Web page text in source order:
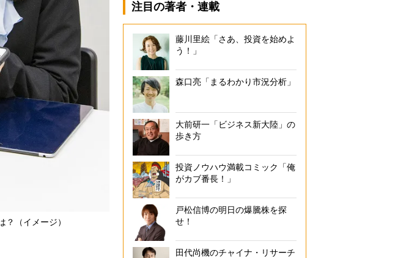
（イメージ）
注目の著者・連載
藤川里絵「さあ、投資を始めよ
う！」
森口亮「まるわかり市況分析」
大前研一「ビジネス新大陸」の
歩き方
投資ノウハウ満載コミック「俺
がカブ番長！」
戸松信博の明日の爆騰株を探
せ！
田代尚機のチャイナ・リサーチ